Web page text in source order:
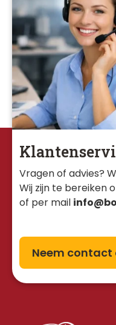
Vragen of advies?
Wij zijn te bereiken
of per mail
Neem contact